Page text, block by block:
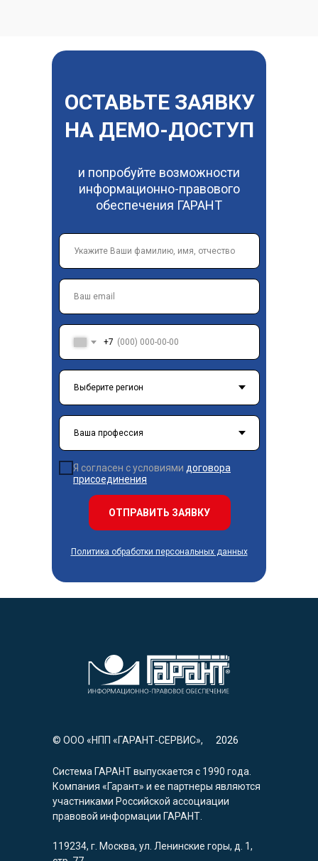
и попробуйте возможности
информационно-правового
обеспечения ГАРАНТ
ОСТАВЬТЕ ЗАЯВКУ
НА ДЕМО-ДОСТУП
+7
Я согласен с условиями договора
присоединения
ОТПРАВИТЬ ЗАЯВКУ
Политика обработки персональных данных
© ООО «НПП «ГАРАНТ-СЕРВИС»,
Система ГАРАНТ выпускается с 1990 года.
Компания «Гарант» и ее партнеры являются
участниками Российской ассоциации
правовой информации ГАРАНТ.
119234, г. Москва, ул. Ленинские горы, д. 1,
2026